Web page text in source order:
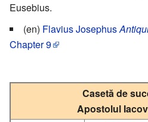
Eusebius.
(en) Flavius Josephus
Chapter 9
Casetă de
Apostolul